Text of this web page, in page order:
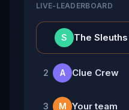
LIVE-LEADERBOARD
S The Sleuths
2 A Clue Crew
3 M Your team